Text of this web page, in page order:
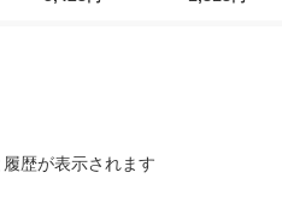
歴が表示されます